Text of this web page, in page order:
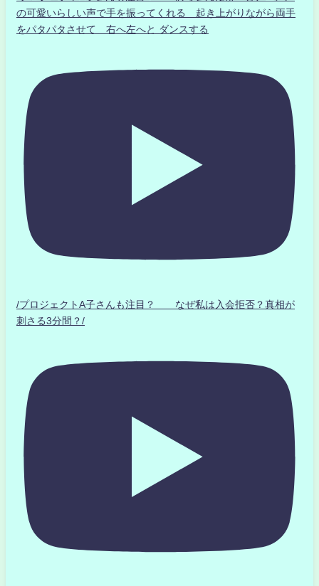
の可愛いらしい声で手を振ってくれる 起き上がりながら両手
をパタパタさせて 右へ左へと ダンスする
/プロジェクトA子さんも注目？ なぜ私は入会拒否？真相が
刺さる3分間？/